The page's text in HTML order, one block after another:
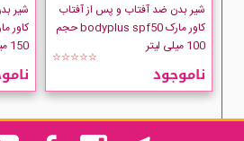
COVERMARK
شیر بدن ضد آفتاب و پس از آفتاب
کاور مارک bodyplus spf50 حجم
100 میلی لیتر
☆☆☆☆☆
ناموجود
شیر
150 میلی لیتر